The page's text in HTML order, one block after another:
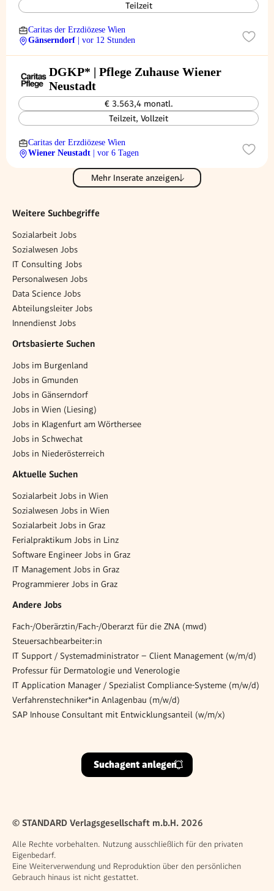
Teilzeit
Caritas der Erzdiözese Wien
Gänserndorf
| vor 12 Stunden
DGKP* | Pflege Zuhause Wiener
Neustadt
€ 3.563,4 monatl.
Teilzeit, Vollzeit
Caritas der Erzdiözese Wien
Wiener Neustadt
| vor 6 Tagen
Mehr Inserate anzeigen
Weitere Suchbegriffe
Sozialarbeit Jobs
Sozialwesen Jobs
IT Consulting Jobs
Personalwesen Jobs
Data Science Jobs
Abteilungsleiter Jobs
Innendienst Jobs
Ortsbasierte Suchen
Jobs im Burgenland
Jobs in Gmunden
Jobs in Gänserndorf
Jobs in Wien (Liesing)
Jobs in Klagenfurt am Wörthersee
Jobs in Schwechat
Jobs in Niederösterreich
Aktuelle Suchen
Sozialarbeit Jobs in Wien
Sozialwesen Jobs in Wien
Sozialarbeit Jobs in Graz
Ferialpraktikum Jobs in Linz
Software Engineer Jobs in Graz
IT Management Jobs in Graz
Programmierer Jobs in Graz
Andere Jobs
Fach-/Oberärztin/Fach-/Oberarzt für die ZNA (mwd)
Steuersachbearbeiter:in
IT Support / Systemadministrator – Client Management (w/m/d)
Professur für Dermatologie und Venerologie
IT Application Manager / Spezialist Compliance-Systeme (m/w/d)
Verfahrenstechniker*in Anlagenbau (m/w/d)
SAP Inhouse Consultant mit Entwicklungsanteil (w/m/x)
Suchagent anlegen
© STANDARD Verlagsgesellschaft m.b.H. 2026
Alle Rechte vorbehalten. Nutzung ausschließlich für den privaten
Eigenbedarf.
Eine Weiterverwendung und Reproduktion über den persönlichen
Gebrauch hinaus ist nicht gestattet.